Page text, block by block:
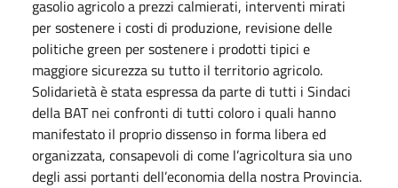
gasolio agricolo a prezzi calmierati, interventi mirati
per sostenere i costi di produzione, revisione delle
politiche green per sostenere i prodotti tipici e
maggiore sicurezza su tutto il territorio agricolo.
Solidarietà è stata espressa da parte di tutti i Sindaci
della BAT nei confronti di tutti coloro i quali hanno
manifestato il proprio dissenso in forma libera ed
organizzata, consapevoli di come l’agricoltura sia uno
degli assi portanti dell’economia della nostra Provincia.